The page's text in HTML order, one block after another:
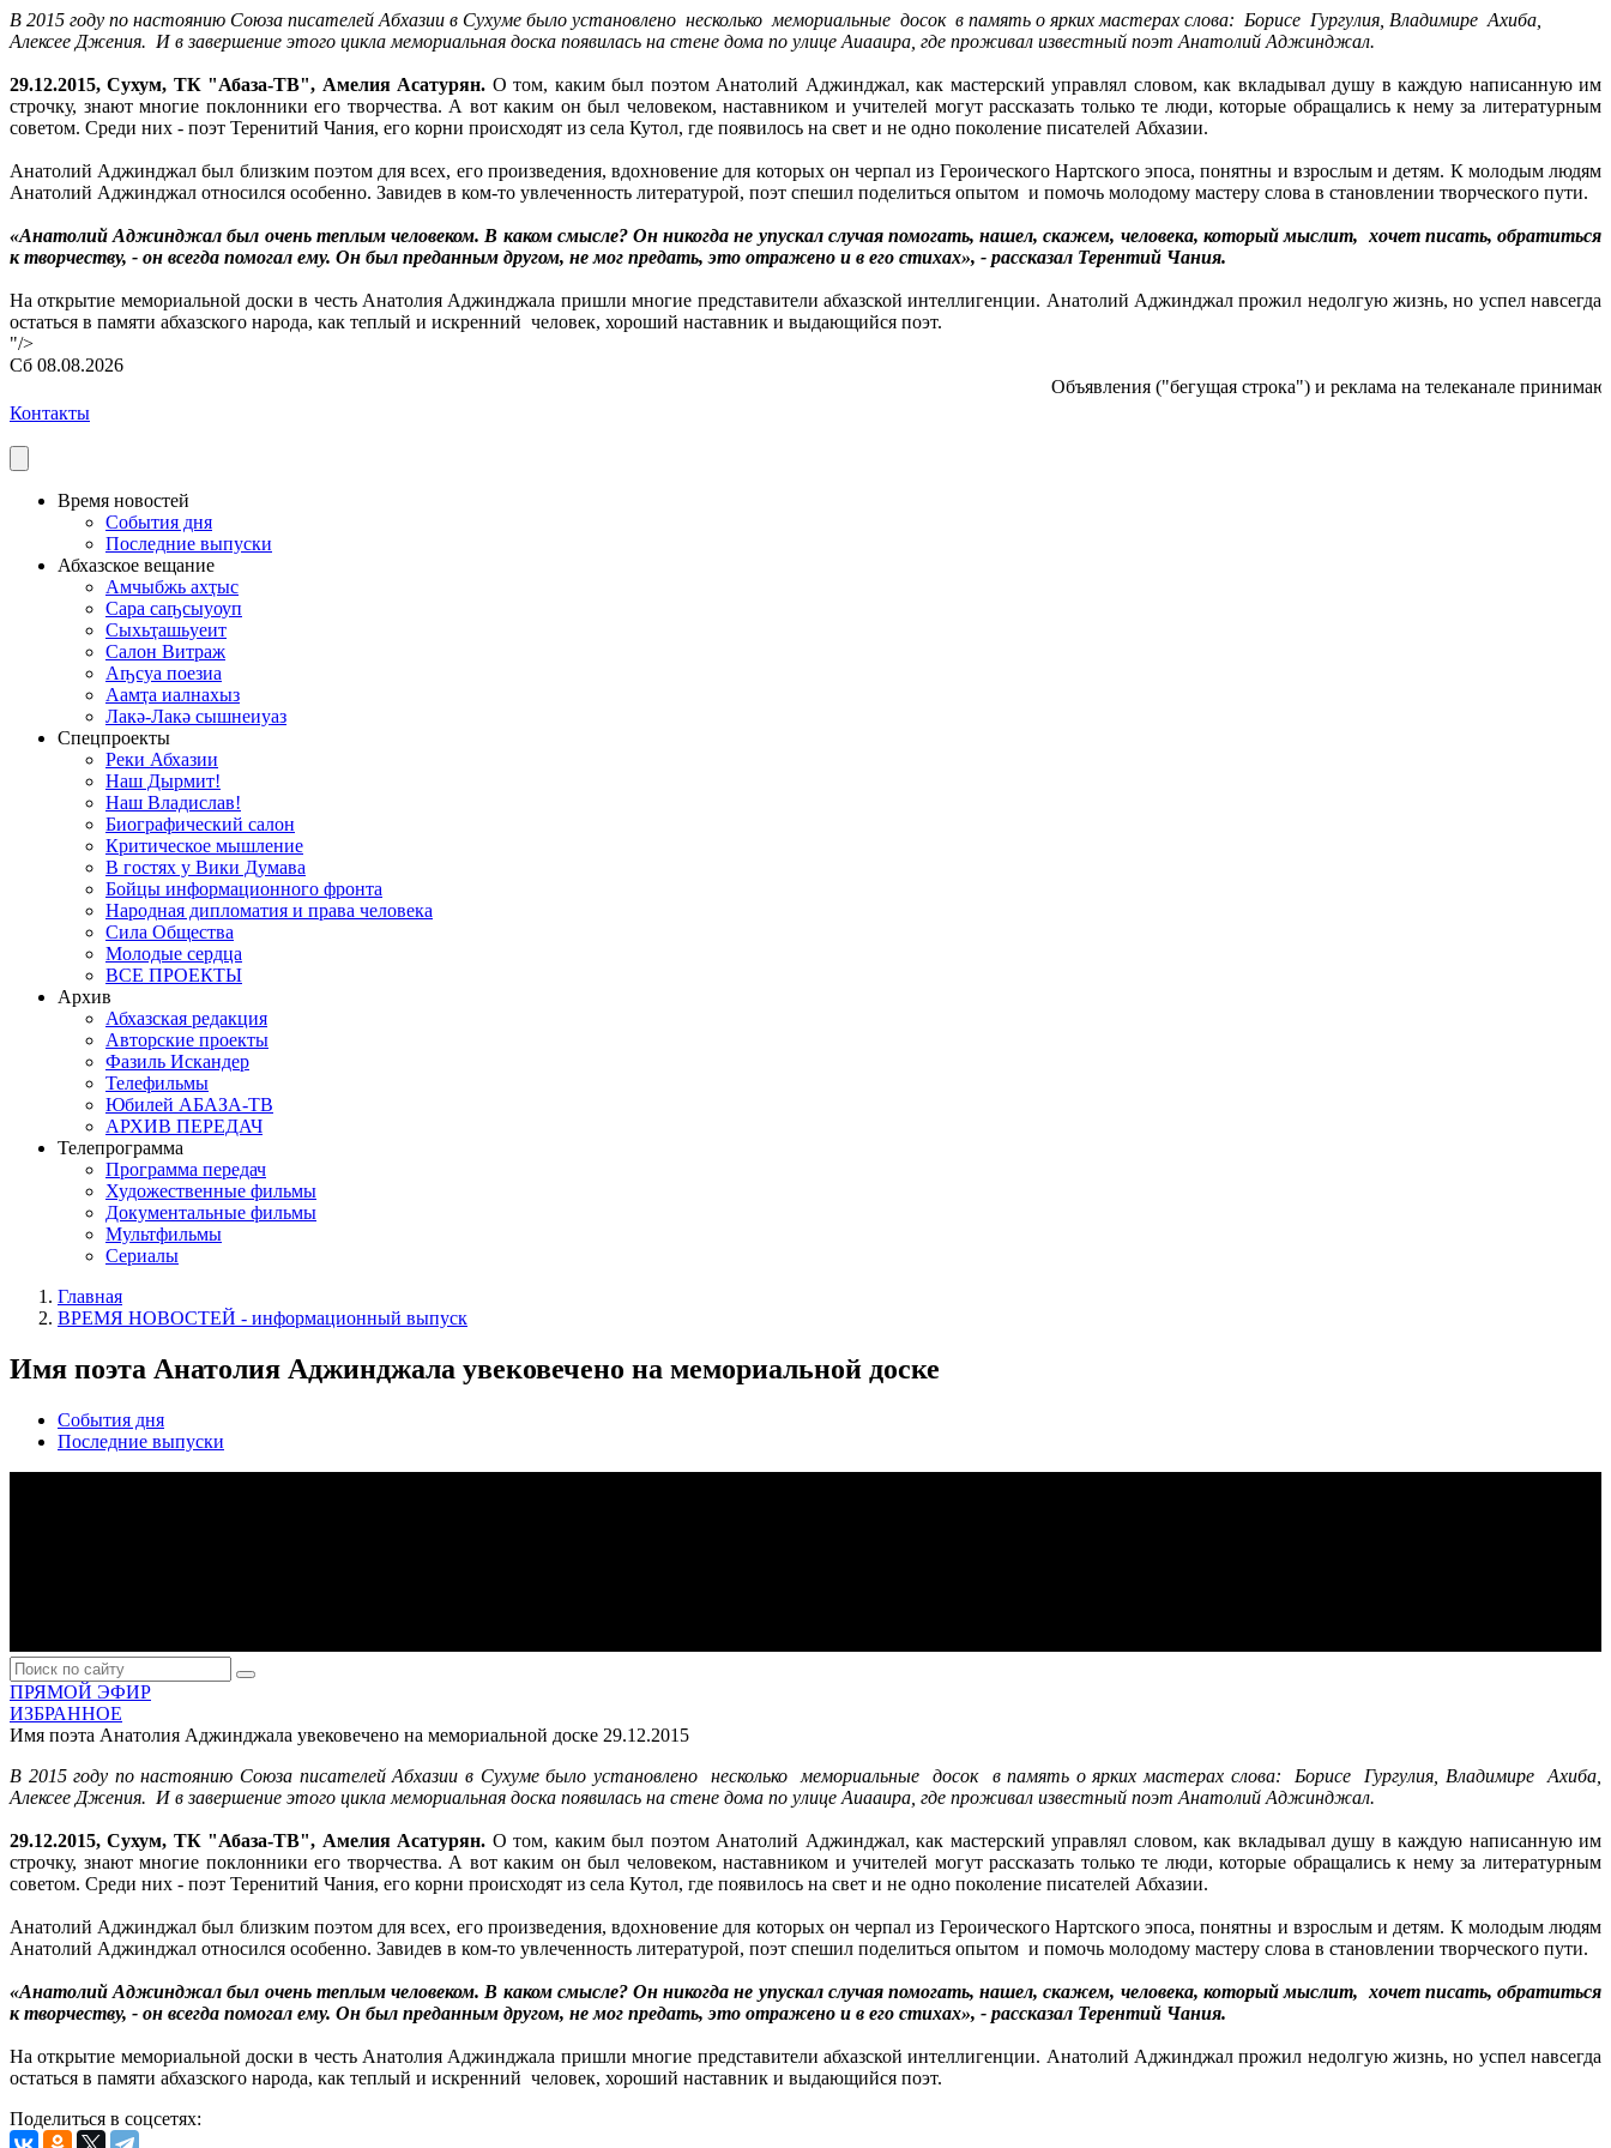
В 2015 году по настоянию Союза писателей Абхазии в Сухуме было установлено несколько мемориальные досок в память о ярких мастерах слова: Борисе Гургулия, Владимире Ахиба,
Алексее Джения. И в завершение этого цикла мемориальная доска появилась на стене дома по улице Аиааира, где проживал известный поэт Анатолий Аджинджал.
29.12.2015, Сухум, ТК "Абаза-ТВ", Амелия Асатурян. О том, каким был поэтом Анатолий Аджинджал, как мастерский управлял словом, как вкладывал душу в каждую написанную им
строчку, знают многие поклонники его творчества. А вот каким он был человеком, наставником и учителей могут рассказать только те люди, которые обращались к нему за литературным
советом. Среди них - поэт Теренитий Чания, его корни происходят из села Кутол, где появилось на свет и не одно поколение писателей Абхазии.
Анатолий Аджинджал был близким поэтом для всех, его произведения, вдохновение для которых он черпал из Героического Нартского эпоса, понятны и взрослым и детям. К молодым людям
Анатолий Аджинджал относился особенно. Завидев в ком-то увлеченность литературой, поэт спешил поделиться опытом и помочь молодому мастеру слова в становлении творческого пути.
«Анатолий Аджинджал был очень теплым человеком. В каком смысле? Он никогда не упускал случая помогать, нашел, скажем, человека, который мыслит, хочет писать, обратиться
к творчеству, - он всегда помогал ему. Он был преданным другом, не мог предать, это отражено и в его стихах», - рассказал Терентий Чания.
На открытие мемориальной доски в честь Анатолия Аджинджала пришли многие представители абхазской интеллигенции. Анатолий Аджинджал прожил недолгую жизнь, но успел навсегда
остаться в памяти абхазского народа, как теплый и искренний человек, хороший наставник и выдающийся поэт.
"/>
Сб 08.08.2026
Объявления ("бегущая строка") и реклама на телеканале
Контакты
Время новостей
События дня
Последние выпуски
Абхазское вещание
Амчыбжь ахҭыс
Сара саҧсыуоуп
Сыхьҭашьуеит
Салон Витраж
Аҧсуа поезиа
Аамҭа иалнахыз
Лакә-Лакә сышнеиуаз
Спецпроекты
Реки Абхазии
Наш Дырмит!
Наш Владислав!
Биографический салон
Критическое мышление
В гостях у Вики Думава
Бойцы информационного фронта
Народная дипломатия и права человека
Сила Общества
Молодые сердца
ВСЕ ПРОЕКТЫ
Архив
Абхазская редакция
Авторские проекты
Фазиль Искандер
Телефильмы
Юбилей АБАЗА-ТВ
АРХИВ ПЕРЕДАЧ
Телепрограмма
Программа передач
Художественные фильмы
Документальные фильмы
Мультфильмы
Сериалы
Главная
ВРЕМЯ НОВОСТЕЙ - информационный выпуск
Имя поэта Анатолия Аджинджала увековечено на мемориальной доске
События дня
Последние выпуски
ПРЯМОЙ ЭФИР
ИЗБРАННОЕ
Имя поэта Анатолия Аджинджала увековечено на мемориальной доске 29.12.2015
В 2015 году по настоянию Союза писателей Абхазии в Сухуме было установлено несколько мемориальные досок в память о ярких мастерах слова: Борисе Гургулия, Владимире Ахиба,
Алексее Джения. И в завершение этого цикла мемориальная доска появилась на стене дома по улице Аиааира, где проживал известный поэт Анатолий Аджинджал.
29.12.2015, Сухум, ТК "Абаза-ТВ", Амелия Асатурян. О том, каким был поэтом Анатолий Аджинджал, как мастерский управлял словом, как вкладывал душу в каждую написанную им
строчку, знают многие поклонники его творчества. А вот каким он был человеком, наставником и учителей могут рассказать только те люди, которые обращались к нему за литературным
советом. Среди них - поэт Теренитий Чания, его корни происходят из села Кутол, где появилось на свет и не одно поколение писателей Абхазии.
Анатолий Аджинджал был близким поэтом для всех, его произведения, вдохновение для которых он черпал из Героического Нартского эпоса, понятны и взрослым и детям. К молодым людям
Анатолий Аджинджал относился особенно. Завидев в ком-то увлеченность литературой, поэт спешил поделиться опытом и помочь молодому мастеру слова в становлении творческого пути.
«Анатолий Аджинджал был очень теплым человеком. В каком смысле? Он никогда не упускал случая помогать, нашел, скажем, человека, который мыслит, хочет писать, обратиться
к творчеству, - он всегда помогал ему. Он был преданным другом, не мог предать, это отражено и в его стихах», - рассказал Терентий Чания.
На открытие мемориальной доски в честь Анатолия Аджинджала пришли многие представители абхазской интеллигенции. Анатолий Аджинджал прожил недолгую жизнь, но успел навсегда
остаться в памяти абхазского народа, как теплый и искренний человек, хороший наставник и выдающийся поэт.
Поделиться в соцсетях: